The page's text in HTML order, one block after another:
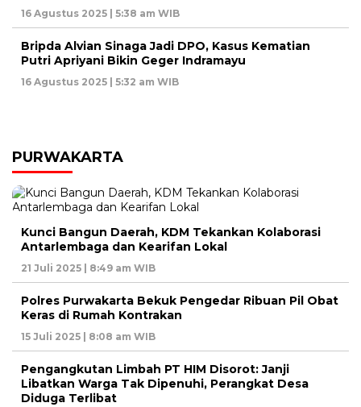
16 Agustus 2025 | 5:38 am WIB
Bripda Alvian Sinaga Jadi DPO, Kasus Kematian
Putri Apriyani Bikin Geger Indramayu
16 Agustus 2025 | 5:32 am WIB
PURWAKARTA
Kunci Bangun Daerah, KDM Tekankan Kolaborasi
Antarlembaga dan Kearifan Lokal
21 Juli 2025 | 8:49 am WIB
Polres Purwakarta Bekuk Pengedar Ribuan Pil Obat
Keras di Rumah Kontrakan
15 Juli 2025 | 8:08 am WIB
Pengangkutan Limbah PT HIM Disorot: Janji
Libatkan Warga Tak Dipenuhi, Perangkat Desa
Diduga Terlibat